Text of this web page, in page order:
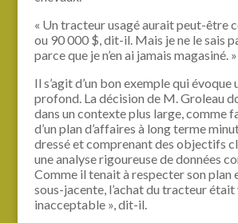
« Un tracteur usagé aurait peut-être
ou 90 000 $, dit-il. Mais je ne le sais
parce que je n’en ai jamais magasiné. »
Il s’agit d’un bon exemple qui évoque
profond. La décision de M. Groleau
dans un contexte plus large, comme
d’un plan d’affaires à long terme
dressé et comprenant des objectifs
une analyse rigoureuse de données
Comme il tenait à respecter son plan
sous-jacente, l’achat du tracteur était
inacceptable », dit-il.